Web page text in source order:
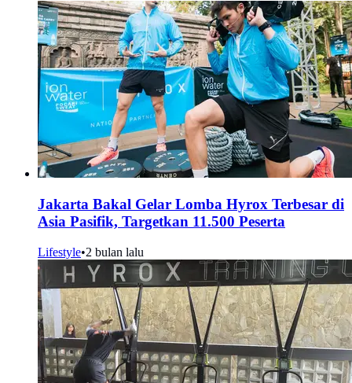
Jakarta Bakal Gelar Lomba Hyrox Terbesar di
Asia Pasifik, Targetkan 11.500 Peserta
Lifestyle•2 bulan lalu